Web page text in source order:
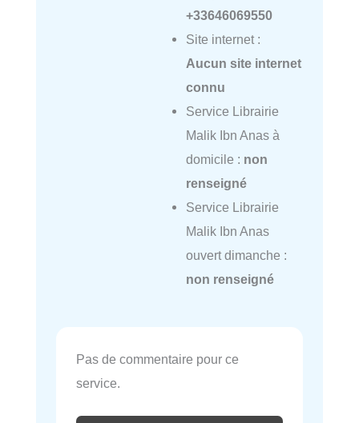
+33646069550
Site internet :
Aucun site internet
connu
Service Librairie
Malik Ibn Anas à
domicile : non
renseigné
Service Librairie
Malik Ibn Anas
ouvert dimanche :
non renseigné
Pas de commentaire pour ce
service.